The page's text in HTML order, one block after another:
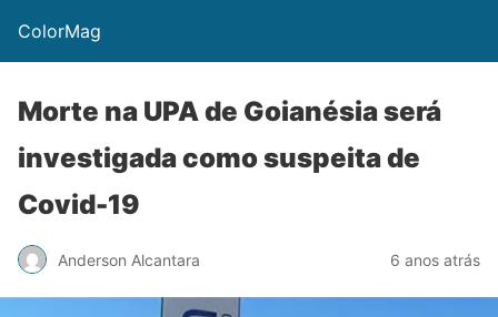
ColorMag
Morte na UPA de Goianésia será
investigada como suspeita de
Covid-19
Anderson Alcantara 6 anos atrás